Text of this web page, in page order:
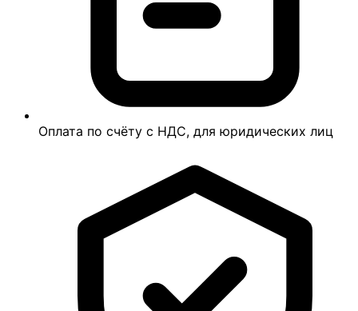
Оплата по счёту с НДС, для юридических лиц